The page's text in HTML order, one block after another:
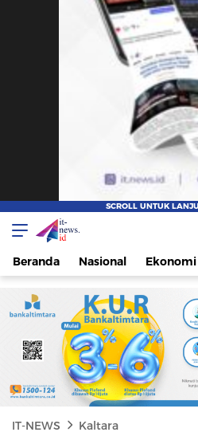
IT-NEWS
Update Cepat, Cerdas,
Beranda Nasional Ekonomi
IT-NEWS Kaltara